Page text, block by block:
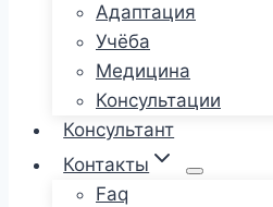
Адаптация
Учёба
Медицина
Консультации
Консультант
Контакты
Faq